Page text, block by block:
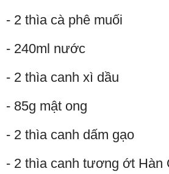
- 2 thìa cà phê muối
- 240ml nước
- 2 thìa canh xì dầu
- 85g mật ong
- 2 thìa canh dấm gạo
- 2 thìa canh tương ớt Hàn